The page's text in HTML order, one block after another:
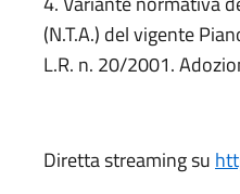
(N.T.A.) del vigente
L.R. n. 20/2001.
Diretta streaming su